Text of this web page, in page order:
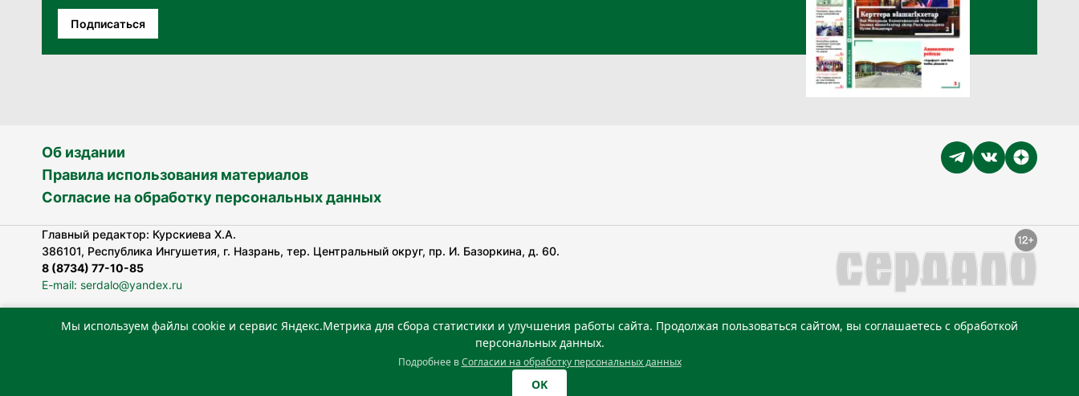
Подписаться
Об издании
Правила использования материалов
Согласие на обработку персональных данных
Главный редактор: Курскиева Х.А.
386101, Республика Ингушетия, г. Назрань, тер. Центральный округ, пр. И. Базоркина, д. 60.
8 (8734) 77-10-85
E-mail: serdalo@yandex.ru
Сетевое издание «Сердало» зарегистрировано Федеральной службой по надзору в сфере связи, информационных
Реестровая запись СМИ: ЭЛ № ФС 77-78323 от 15.05.2020 г. Учредитель: Государственное автономное учреждение
Мы используем файлы cookie и сервис Яндекс.Метрика для сбора статистики и улучшения работы сайта. Продолжая пользоваться сайтом, вы соглашаетесь с обработкой
персональных данных.
Подробнее вСогласии на обработку персональных данных
OK